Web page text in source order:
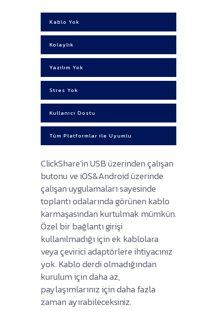
Kablo Yok
Kolaylık
Yazılım Yok
Stres Yok
Kullanıcı Dostu
Tüm Platformlar ile Uyumlu
ClickShare’in USB üzerinden çalışan
butonu ve iOS&Android üzerinde
çalışan uygulamaları sayesinde
toplantı odalarında görünen kablo
karmaşasından kurtulmak mümkün.
Özel bir bağlantı girişi
kullanılmadığı için ek kablolara
veya çevirici adaptörlere ihtiyacınız
yok. Kablo derdi olmadığından
kurulum için daha az,
paylaşımlarınız için daha fazla
zaman ayırabileceksiniz.